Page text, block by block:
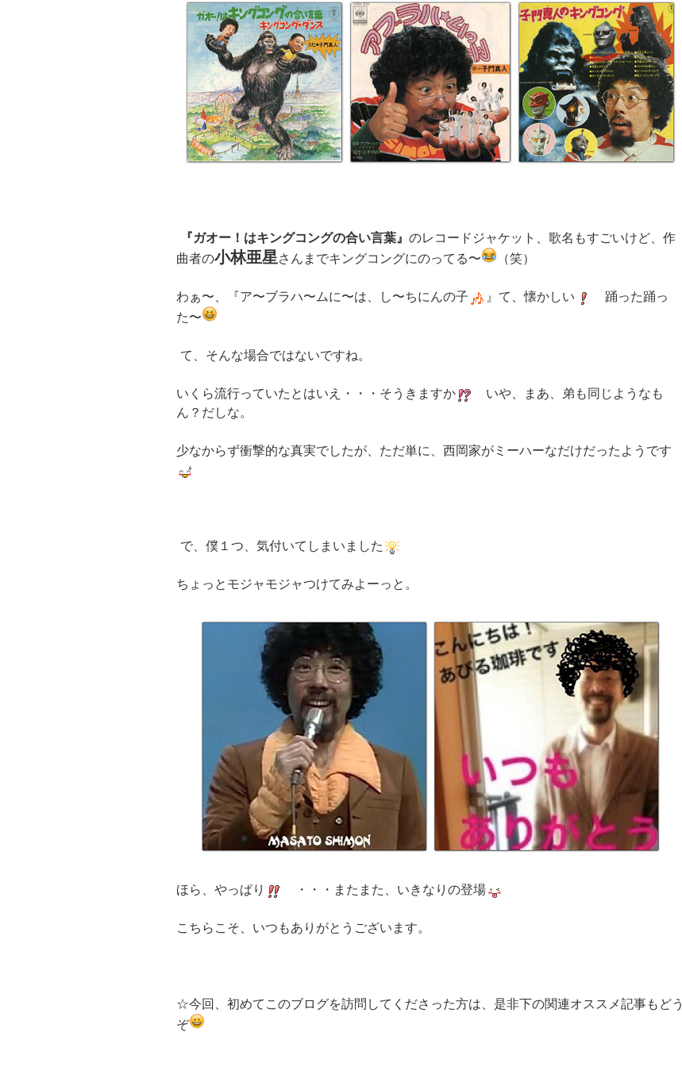
『ガオー！はキングコングの合い言葉』 のレコードジャケット、歌名もすごいけど、作
曲者の小林亜星さんまでキングコングにのってる〜 （笑）
わぁ〜、『ア〜ブラハ〜ムに〜は、し〜ちにんの子 』て、懐かしい
踊った踊っ
た〜
て、そんな場合ではないですね。
いくら流行っていたとはいえ・・・そうきますか
いや、まあ、弟も同じようなも
ん？だしな。
少なからず衝撃的な真実でしたが、ただ単に、西岡家がミーハーなだけだったようです
で、僕１つ、気付いてしまいました
ちょっとモジャモジャつけてみよーっと。
ほら、やっぱり ・・・またまた、いきなりの登場
こちらこそ、いつもありがとうございます。
☆今回、初めてこのブログを訪問してくださった方は、是非下の関連オススメ記事もどう
ぞ